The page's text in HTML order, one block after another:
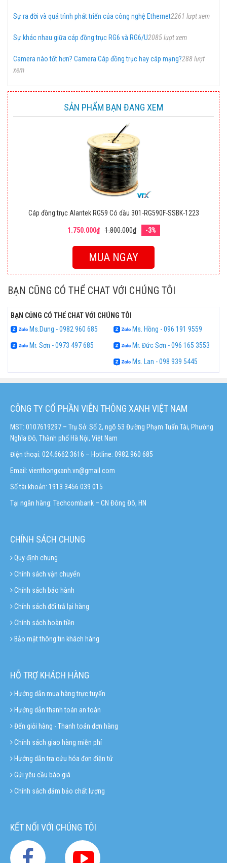
Sự ra đời và quá trình phát triển của công nghệ Ethernet2261 lượt xem
Sự khác nhau giữa cáp đồng trục RG6 và RG6/U2085 lượt xem
Camera nào tốt hơn? Camera Cáp đồng trục hay cáp mạng?288 lượt
xem
SẢN PHẨM BẠN ĐANG XEM
Cáp đồng trục Alantek RG59 Có dầu 301-RG590F-SSBK-1223
1.750.000₫ 1.800.000₫ -3%
MUA NGAY
BẠN CŨNG CÓ THỂ CHAT VỚI CHÚNG TÔI
BẠN CŨNG CÓ THỂ CHAT VỚI CHÚNG TÔI
Ms.Dung - 0982 960 685
Ms. Hồng - 096 191 9559
Mr. Sơn - 0973 497 685
Mr. Đức Sơn - 096 165 3553
Ms. Lan - 098 939 5445
CÔNG TY CỔ PHẦN VIỄN THÔNG XANH VIỆT NAM
MST: 0107619297 – Trụ Sở: Số 2, ngõ 53 Đường Phạm Tuấn Tài, Phường
Nghĩa Đô, Thành phố Hà Nội, Việt Nam
Điện thoại: 024.6662 3616 – Hotline: 0982 960 685
Email: vienthongxanh.vn@gmail.com
Số tài khoản: 1913 3456 039 015
Tại ngân hàng: Techcombank – CN Đông Đô, HN
CHÍNH SÁCH CHUNG
Quy định chung
Chính sách vận chuyển
Chính sách bảo hành
Chính sách đổi trả lại hàng
Chính sách hoàn tiền
Bảo mật thông tin khách hàng
HỖ TRỢ KHÁCH HÀNG
Hướng dẫn mua hàng trực tuyến
Hướng dẫn thanh toán an toàn
Đến giỏi hàng - Thanh toán đơn hàng
Chính sách giao hàng miễn phí
Hướng dẫn tra cứu hóa đơn điện tử
Gửi yêu cầu báo giá
Chính sách đảm bảo chất lượng
KẾT NỐI VỚI CHÚNG TÔI